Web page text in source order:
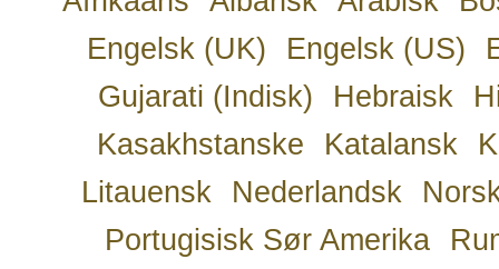
Engelsk (UK)
Engelsk (US)
Gujarati (Indisk)
Hebraisk
Kasakhstanske
Katalansk
Litauensk
Nederlandsk
Portugisisk Sør Amerika